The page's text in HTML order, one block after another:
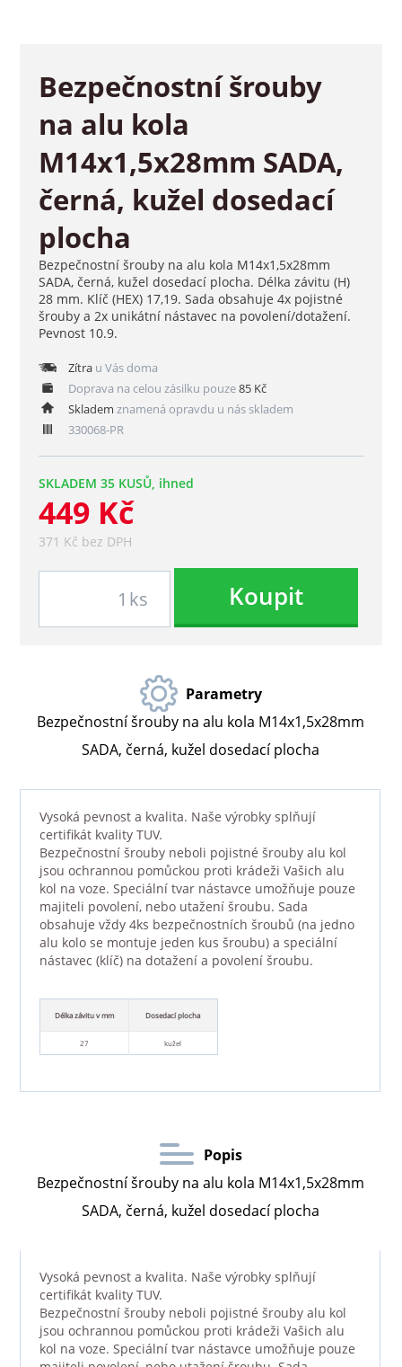
Bezpečnostní šrouby
na alu kola
M14x1,5x28mm SADA,
černá, kužel dosedací
plocha
Bezpečnostní šrouby na alu kola M14x1,5x28mm
SADA, černá, kužel dosedací plocha. Délka závitu (H)
28 mm. Klíč (HEX) 17,19. Sada obsahuje 4x pojistné
šrouby a 2x unikátní nástavec na povolení/dotažení.
Pevnost 10.9.
Zítrau Vás doma
Doprava na celou zásilku pouze85 Kč
Skladem znamená opravdu u nás skladem
330068-PR
SKLADEM 35 KUSŮ, ihned
449 Kč
371 Kč bez DPH
ks Koupit
Parametry
Bezpečnostní šrouby na alu kola M14x1,5x28mm
SADA, černá, kužel dosedací plocha
Vysoká pevnost a kvalita. Naše výrobky splňují
certifikát kvality TUV.
Bezpečnostní šrouby neboli pojistné šrouby alu kol
jsou ochrannou pomůckou proti krádeži Vašich alu
kol na voze. Speciální tvar nástavce umožňuje pouze
majiteli povolení, nebo utažení šroubu. Sada
obsahuje vždy 4ks bezpečnostních šroubů (na jedno
alu kolo se montuje jeden kus šroubu) a speciální
nástavec (klíč) na dotažení a povolení šroubu.
Délka závitu v mm Dosedací plocha
27 kužel
Popis
Bezpečnostní šrouby na alu kola M14x1,5x28mm
SADA, černá, kužel dosedací plocha
Vysoká pevnost a kvalita. Naše výrobky splňují
certifikát kvality TUV.
Bezpečnostní šrouby neboli pojistné šrouby alu kol
jsou ochrannou pomůckou proti krádeži Vašich alu
kol na voze. Speciální tvar nástavce umožňuje pouze